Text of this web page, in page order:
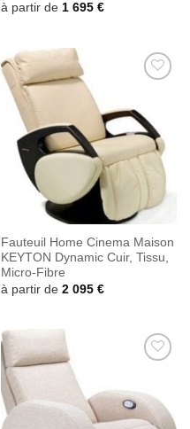
à partir de 1 695 €
wishlist
Fauteuil Home Cinema Maison
KEYTON Dynamic Cuir, Tissu,
Micro-Fibre
à partir de 2 095 €
wishlist